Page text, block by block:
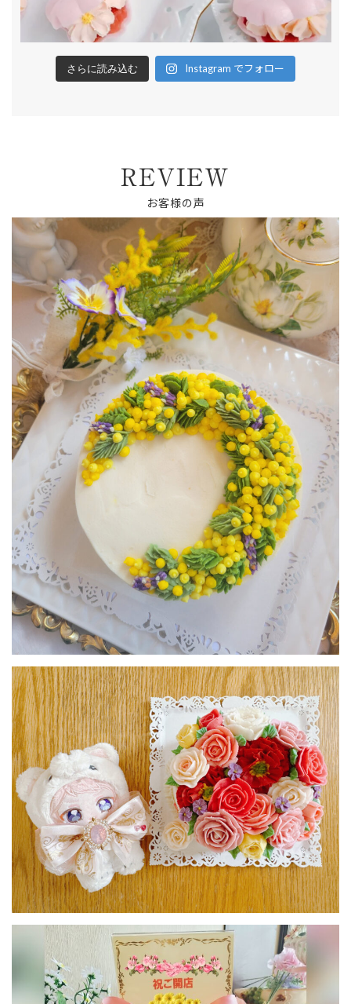
さらに読み込む Instagram でフォロー
REVIEW
お客様の声